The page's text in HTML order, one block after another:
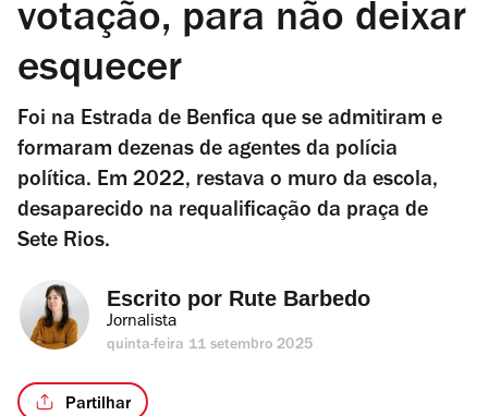
votação, para não deixar
esquecer
Foi na Estrada de Benfica que se admitiram e
formaram dezenas de agentes da polícia
política. Em 2022, restava o muro da escola,
desaparecido na requalificação da praça de
Sete Rios.
Escrito por Rute Barbedo
Jornalista
quinta-feira 11 setembro 2025
Partilhar